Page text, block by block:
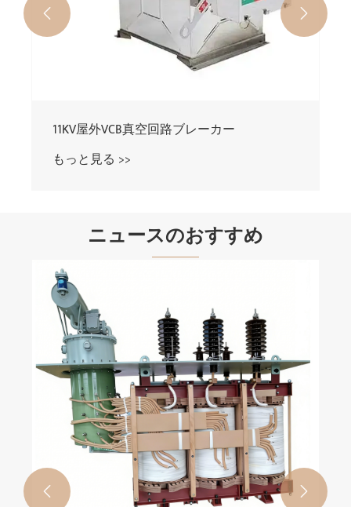
11KV屋外VCB真空回路ブレーカー
もっと見る >>
 
ニュースのおすすめ
 